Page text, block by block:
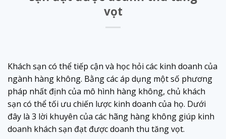
vọt
Khách sạn có thể tiếp cận và học hỏi các kinh doanh của
ngành hàng không. Bằng các áp dụng một số phương
pháp nhất định của mô hình hàng không, chủ khách
sạn có thể tối ưu chiến lược kinh doanh của họ. Dưới
đây là 3 lời khuyên của các hãng hàng không giúp kinh
doanh khách sạn đạt được doanh thu tăng vọt.